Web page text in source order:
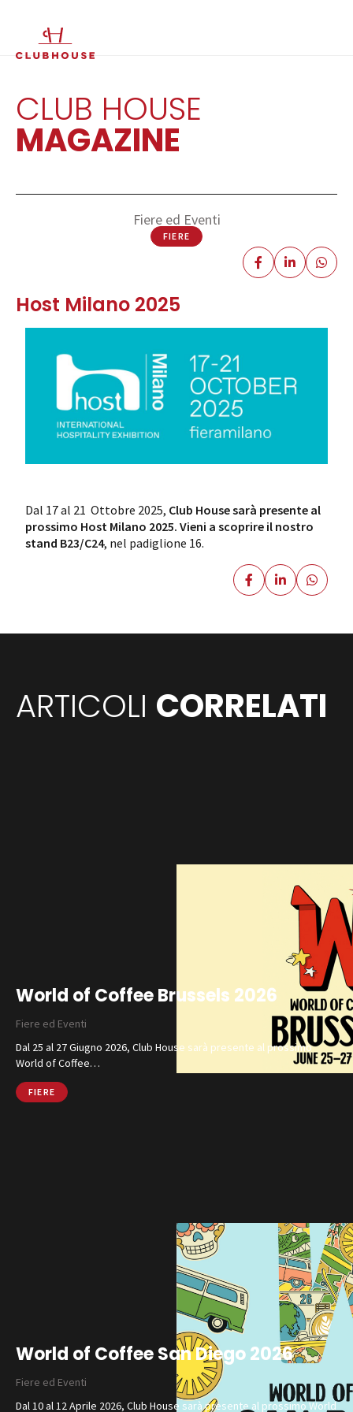
EN
CLUB HOUSE
MAGAZINE
Fiere ed Eventi
FIERE
Host Milano 2025
Dal 17 al 21 Ottobre 2025, Club House sarà presente al
prossimo Host Milano 2025. Vieni a scoprire il nostro
stand B23/C24, nel padiglione 16.
ARTICOLI CORRELATI
World of Coffee Brussels 2026
Fiere ed Eventi
Dal 25 al 27 Giugno 2026, Club House sarà presente al prossimo
World of Coffee…
FIERE
World of Coffee San Diego 2026
Fiere ed Eventi
Dal 10 al 12 Aprile 2026, Club House sarà presente al prossimo World